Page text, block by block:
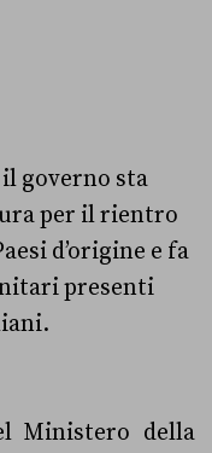
governo sta
per il rientro
d’origine e fa
presenti
Ministero della